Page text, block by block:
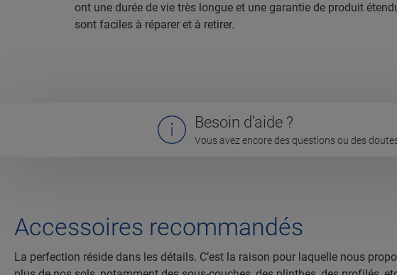
ont une durée de vie très longue et une garantie de produit
sont faciles à réparer et à retirer.
Besoin d’aide ?
Vous avez encore des questions ou des
Accessoires recommandés
La perfection réside dans les détails. C’est la raison pour laquelle nous